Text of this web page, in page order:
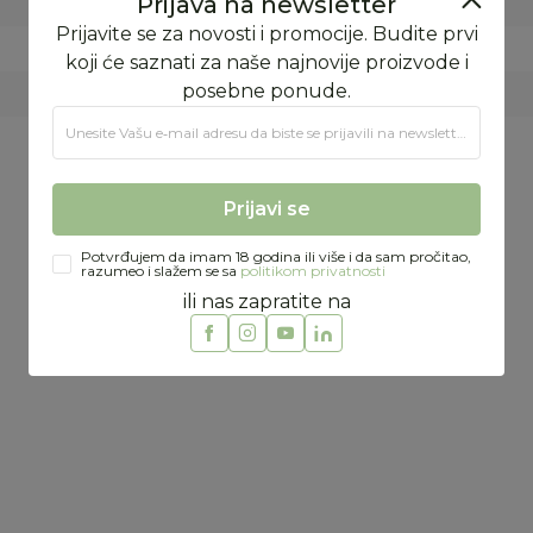
FORMA VS
ŠPANIJA
95% PAMUK 5% POLIESTAR
Preporučeno
29%
Prijava na newsletter
Prijavite se za novosti i promocije. Budite prvi
posebne ponude.
Unesite Vašu e‑mail adresu da biste se prijavili na newsletter.
Prijavi se
razumeo i slažem se sapolitikom privatnosti